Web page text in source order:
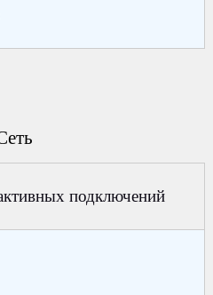
подключений